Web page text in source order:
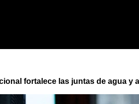
fortalece las juntas de agua y